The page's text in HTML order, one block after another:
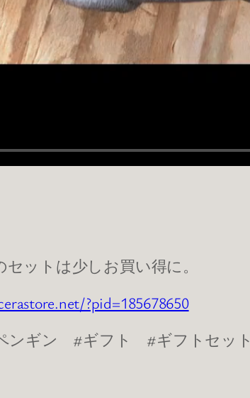
ットは少しお買い得に。
?pid=185678650
ンギン #ギフト #ギフトセット